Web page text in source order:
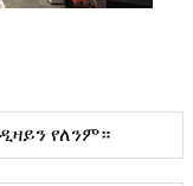
የለንም።